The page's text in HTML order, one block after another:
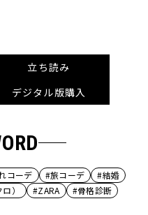
立ち読み
デジタル版購入
コーデ #旅コーデ
#結婚
） #ZARA #骨格診断